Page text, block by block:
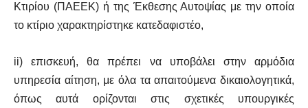
Κτιρίου (ΠΑΕΕΚ) ή της Έκθεσης Αυτοψίας με την οποία
το κτίριο χαρακτηρίστηκε κατεδαφιστέο,
ii) επισκευή, θα πρέπει να υποβάλει στην αρμόδια
υπηρεσία αίτηση, με όλα τα απαιτούμενα δικαιολογητικά,
όπως αυτά ορίζονται στις σχετικές υπουργικές